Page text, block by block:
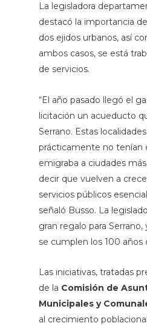
La legisladora
destacó la importancia
dos ejidos urbanos, así
ambos casos, se está
de servicios.
“El año pasado llegó el
licitación un acueducto
Serrano. Estas
prácticamente no tenían
emigraba a ciudades
decir que vuelven a
servicios públicos
señaló Busso. La
gran regalo para
se cumplen los 100 años
Las iniciativas, tratadas
de la Comisión de
Municipales y
al crecimiento